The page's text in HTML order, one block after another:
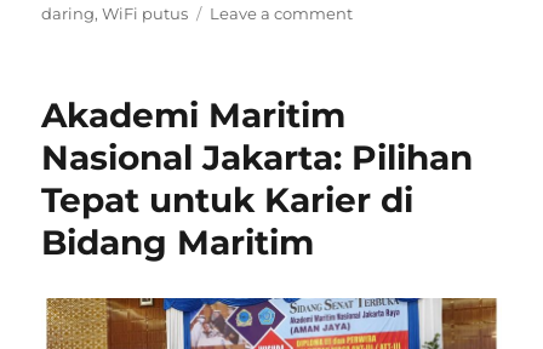
daring,WiFi putus Leave a commenton
Putus
dan
Kreativitas
Cari
Akademi Maritim
Nasional Jakarta: Pilihan
Tepat untuk Karier di
Bidang Maritim